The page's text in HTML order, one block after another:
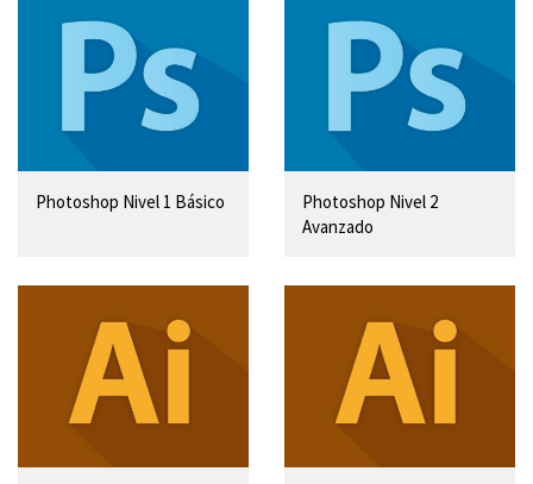
Photoshop Nivel 1 Básico
Photoshop Nivel 2
Avanzado